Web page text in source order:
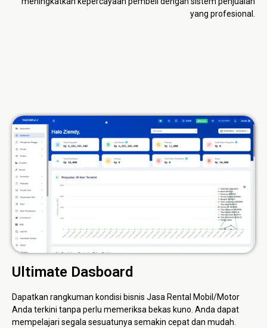
yang profesional.
Ultimate Dasboard
Dapatkan rangkuman kondisi bisnis Jasa Rental Mobil/Motor
Anda terkini tanpa perlu memeriksa bekas kuno. Anda dapat
mempelajari segala sesuatunya semakin cepat dan mudah.